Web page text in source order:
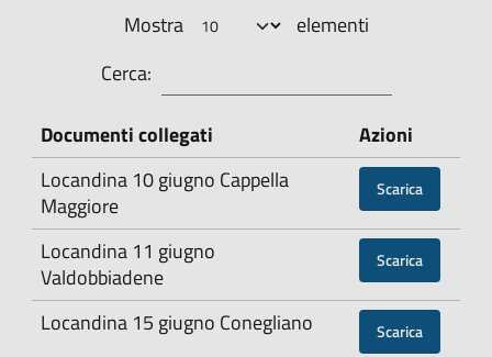
Mostra
elementi
Cerca:
Documenti collegati
Azioni
Locandina 10 giugno Cappella
Maggiore
Scarica
Locandina 11 giugno
Valdobbiadene
Scarica
Locandina 15 giugno Conegliano Scarica